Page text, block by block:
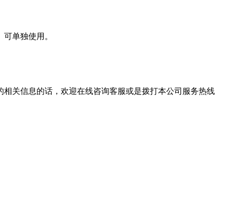
单独使用。
相关信息的话，欢迎在线咨询客服或是拨打本公司服务热线